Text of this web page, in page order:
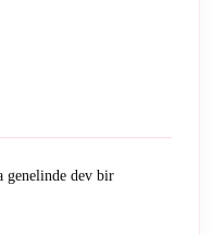
genelinde dev bir